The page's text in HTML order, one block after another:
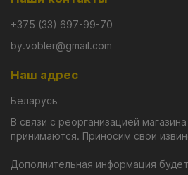
хищника. В этом направлении
называемые "гремящие" шарики,
Весь ассортимент
есть в наличии на нашем складе в
доставлен почтой в кратчайшие
Беларуси.
+375 (33) 697-99-70
by.vobler@gmail.com
Наш адрес
Беларусь
В связи с реорганизацией
принимаются. Приносим свои
Дополнительная информация